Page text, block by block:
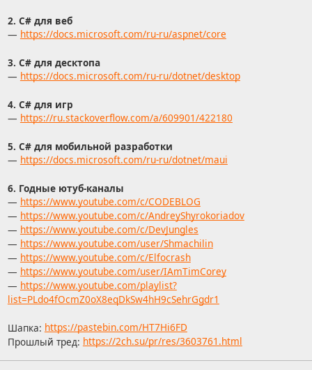
2. С# для веб
— https://docs.microsoft.com/ru-ru/aspnet/core
3. C# для десктопа
— https://docs.microsoft.com/ru-ru/dotnet/desktop
4. С# для игр
— https://ru.stackoverflow.com/a/609901/422180
5. С# для мобильной разработки
— https://docs.microsoft.com/ru-ru/dotnet/maui
6. Годные ютуб-каналы
— https://www.youtube.com/c/CODEBLOG
— https://www.youtube.com/c/AndreyShyrokoriadov
— https://www.youtube.com/c/DevJungles
— https://www.youtube.com/user/Shmachilin
— https://www.youtube.com/c/Elfocrash
— https://www.youtube.com/user/IAmTimCorey
— https://www.youtube.com/playlist?
list=PLdo4fOcmZ0oX8eqDkSw4hH9cSehrGgdr1
Шапка: https://pastebin.com/HT7Hi6FD
Прошлый тред: https://2ch.su/pr/res/3603761.html